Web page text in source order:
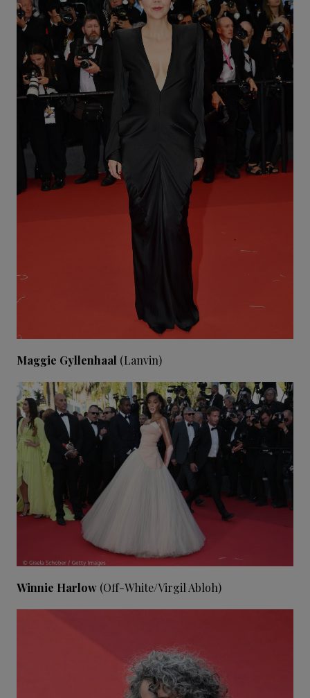
Maggie Gyllenhaal (Lanvin)
Winnie Harlow (Off-White/Virgil Abloh)